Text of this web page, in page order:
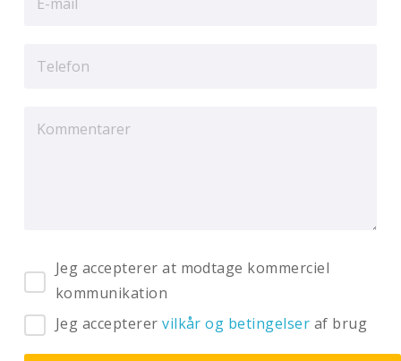
Jeg accepterer at modtage kommerciel
kommunikation
Jeg accepterervilkår og betingelser af brug